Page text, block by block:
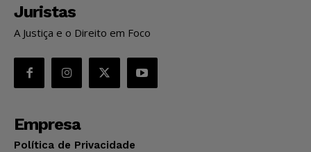
Juristas
A Justiça e o Direito em Foco
Empresa
Política de Privacidade